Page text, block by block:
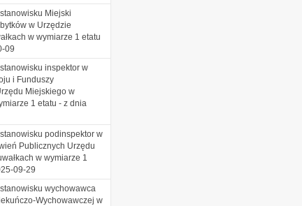
Miejski
w Urzędzie
w wymiarze 1 etatu
09
inspektor w
i Funduszy
Miejskiego w
1 etatu - z dnia
podinspektor w
Publicznych Urzędu
w wymiarze 1
09-29
wychowawca
Wychowawczej w